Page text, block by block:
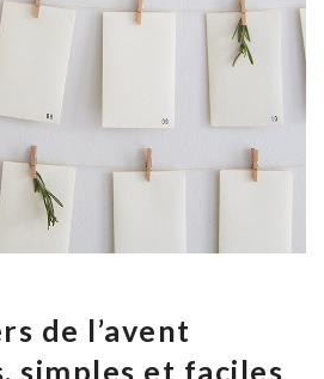
de l’avent
simples et faciles